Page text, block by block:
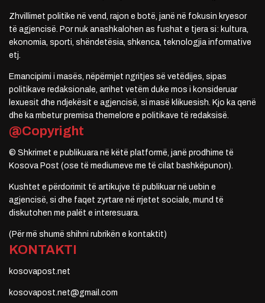
Zhvillimet politike në vend, rajon e botë, janë në fokusin kryesor
të agjencisë. Por nuk anashkalohen as fushat e tjera si: kultura,
ekonomia, sporti, shëndetësia, shkenca, teknologjia informative
etj.
Emancipimi i masës, nëpërmjet ngritjes së vetëdijes, sipas
politikave redaksionale, arrihet vetëm duke mos i konsideruar
lexuesit dhe ndjekësit e agjencisë, si masë klikuesish. Kjo ka qenë
dhe ka mbetur premisa themelore e politikave të redaksisë.
@Copyright
© Shkrimet e publikuara në këtë platformë, janë prodhime të
Kosova Post (ose të mediumeve me të cilat bashkëpunon).
Kushtet e përdorimit të artikujve të publikuar në uebin e
agjencisë, si dhe faqet zyrtare në rrjetet sociale, mund të
diskutohen me palët e interesuara.
(Për më shumë shihni rubrikën e kontaktit)
KONTAKTI
kosovapost.net
kosovapost.net@gmail.com